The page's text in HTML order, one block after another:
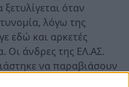
όταν
λόγω της
εδώ και αρκετές
Οι άνδρες της ΕΛ.ΑΣ.
να παραβιάσουν